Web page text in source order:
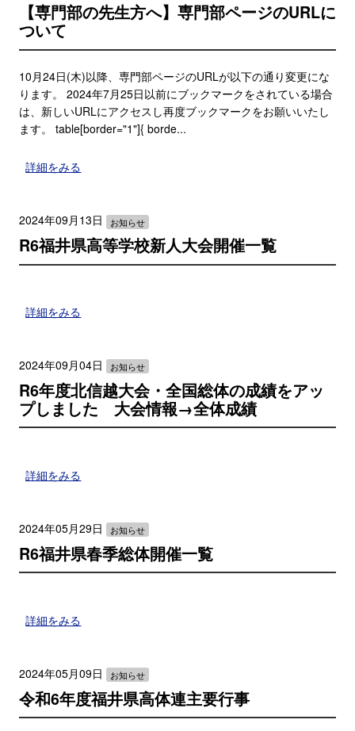
【専門部の先生方へ】専門部ページのURLに
ついて
10月24日(木)以降、専門部ページのURLが以下の通り変更にな
ります。 2024年7月25日以前にブックマークをされている場合
は、新しいURLにアクセスし再度ブックマークをお願いいたし
ます。 table[border="1"]{ borde...
詳細をみる
2024年09月13日 お知らせ
R6福井県高等学校新人大会開催一覧
詳細をみる
2024年09月04日 お知らせ
R6年度北信越大会・全国総体の成績をアッ
プしました 大会情報→全体成績
詳細をみる
2024年05月29日 お知らせ
R6福井県春季総体開催一覧
詳細をみる
2024年05月09日 お知らせ
令和6年度福井県高体連主要行事